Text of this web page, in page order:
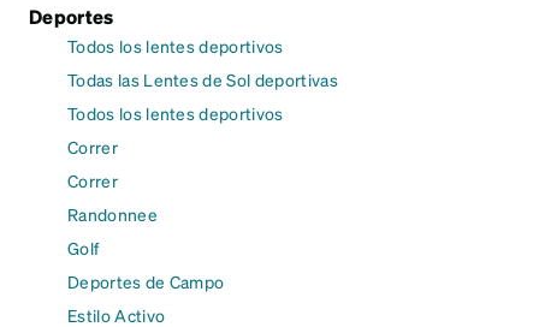
Deportes
Todos los lentes deportivos
Todas las Lentes de Sol deportivas
Todos los lentes deportivos
Correr
Correr
Randonnee
Golf
Deportes de Campo
Estilo Activo